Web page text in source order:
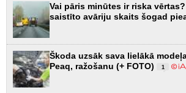
Vai pāris minūtes ir riska
saistīto avāriju skaits šogad
Škoda uzsāk sava lielākā
Peaq, ražošanu (+ FOTO)
1